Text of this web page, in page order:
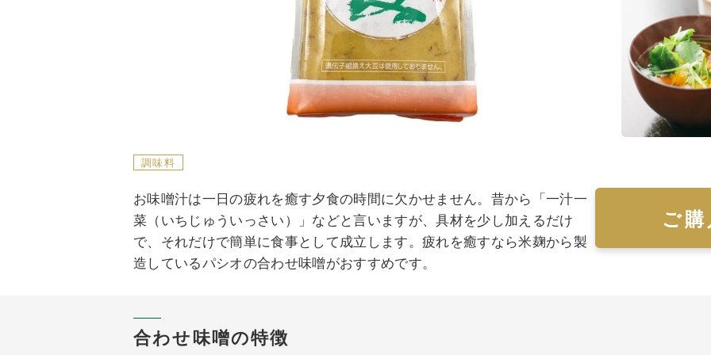
調味料
お味噌汁は一日の疲れを癒す夕食の時間に欠かせません。昔から「一汁一
菜（いちじゅういっさい）」などと言いますが、具材を少し加えるだけ
で、それだけで簡単に食事として成立します。疲れを癒すなら米麹から製
造しているパシオの合わせ味噌がおすすめです。
ご
合わせ味噌の特徴